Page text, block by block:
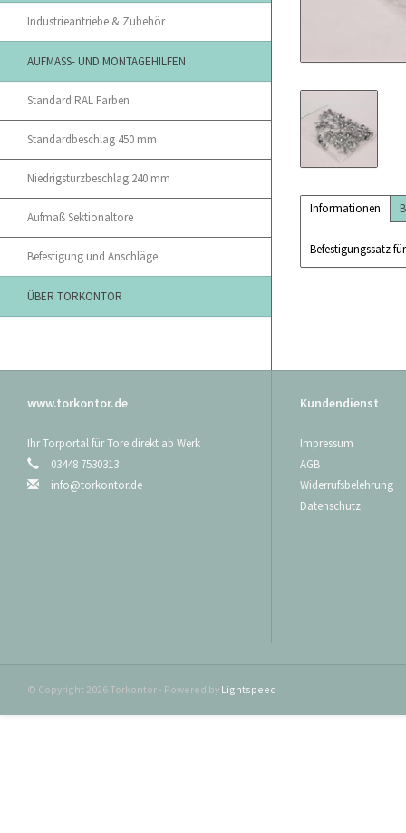
Industrieantriebe & Zubehör
AUFMASS- UND MONTAGEHILFEN
Standard RAL Farben
Standardbeschlag 450 mm
Niedrigsturzbeschlag 240 mm
Aufmaß Sektionaltore
Befestigung und Anschläge
ÜBER TORKONTOR
Informationen
Befestigungssatz
www.torkontor.de
Ihr Torportal für Tore direkt ab Werk
03448 7530313
info@torkontor.de
Kundendienst
Impressum
AGB
Widerrufsbelehrung
Datenschutz
© Copyright 2026 Torkontor - Powered by Lightspeed